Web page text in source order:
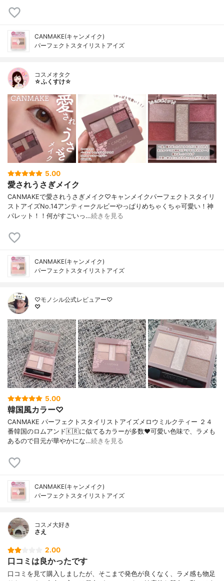
CANMAKE(キャンメイク)
パーフェクトスタイリストアイズ
コスメオタク
☆ふくすけ☆
5.00
愛されうさぎメイク
CANMAKEで愛されうさぎメイク♡キャンメイクパーフェクトスタイリ
ストアイズNo.14アンティークルビーやっぱりめちゃくちゃ可愛い！神
パレット！！何がすごいっ…続きを見る
CANMAKE(キャンメイク)
パーフェクトスタイリストアイズ
♡モノシル公式レビュアー♡
♡
5.00
韓国風カラー♡
CANMAKE パーフェクトスタイリストアイズメロウミルクティー ２４
番韓国のロムアンド🇰🇷に似てるカラーが多数♥️可愛い色味で、ラメも
あるので目元が華やかにな…続きを見る
CANMAKE(キャンメイク)
パーフェクトスタイリストアイズ
コスメ大好き
さえ
2.00
口コミは良かったです
口コミを見て購入しましたが、そこまで発色が良くなく、ラメ感も物足